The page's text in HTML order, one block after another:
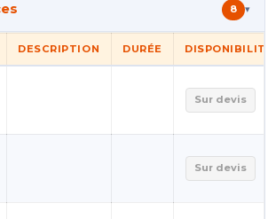
8 ▾
DESCRIPTION DURÉE DISPONIBILITÉ
Sur devis
Sur devis